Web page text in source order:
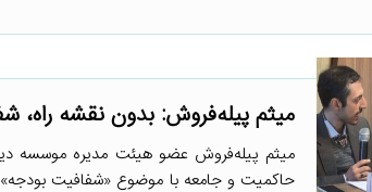
میثم پیله‌فروش: بدون نقشه راه،
میثم پیله‌فروش عضو هیئت مدیره موسسه